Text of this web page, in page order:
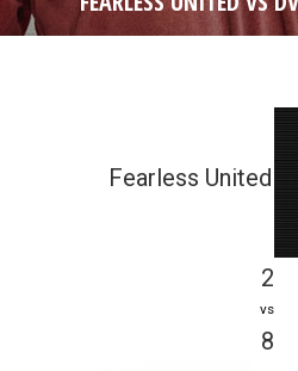
Fearless United
2
vs
8